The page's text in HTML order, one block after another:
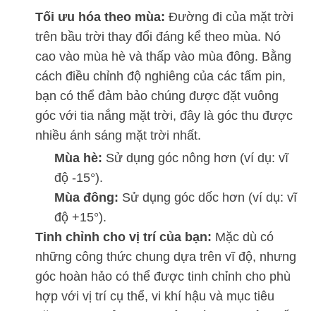
Tối ưu hóa theo mùa: Đường đi của mặt trời
trên bầu trời thay đổi đáng kể theo mùa. Nó
cao vào mùa hè và thấp vào mùa đông. Bằng
cách điều chỉnh độ nghiêng của các tấm pin,
bạn có thể đảm bảo chúng được đặt vuông
góc với tia nắng mặt trời, đây là góc thu được
nhiều ánh sáng mặt trời nhất.
Mùa hè: Sử dụng góc nông hơn (ví dụ: vĩ
độ -15°).
Mùa đông: Sử dụng góc dốc hơn (ví dụ: vĩ
độ +15°).
Tinh chỉnh cho vị trí của bạn: Mặc dù có
những công thức chung dựa trên vĩ độ, nhưng
góc hoàn hảo có thể được tinh chỉnh cho phù
hợp với vị trí cụ thể, vi khí hậu và mục tiêu